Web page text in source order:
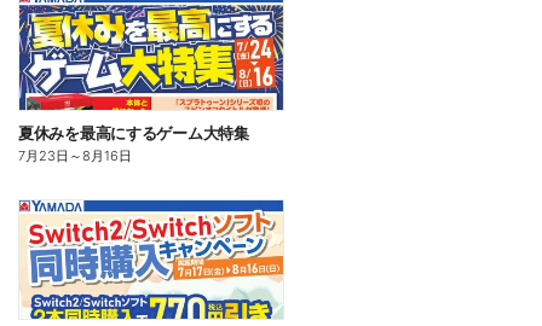
夏休みを最高にするゲーム大特集
7月23日 ～8月16日